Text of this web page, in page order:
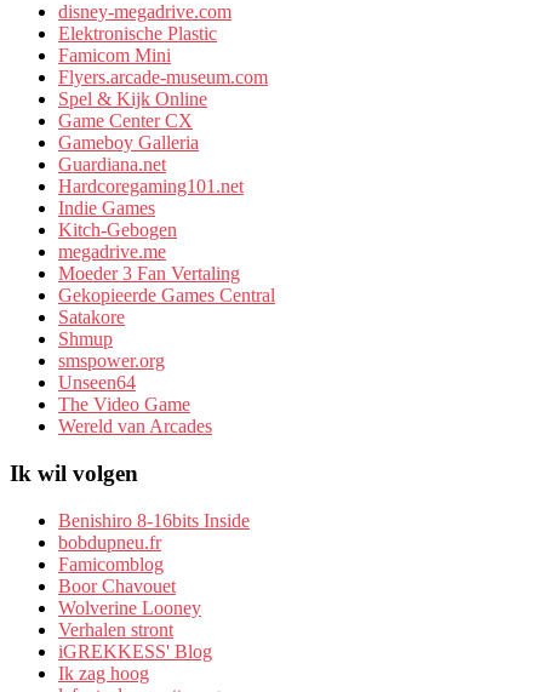
disney-megadrive.com
Elektronische Plastic
Famicom Mini
Flyers.arcade-museum.com
Spel & Kijk Online
Game Center CX
Gameboy Galleria
Guardiana.net
Hardcoregaming101.net
Indie Games
Kitch-Gebogen
megadrive.me
Moeder 3 Fan Vertaling
Gekopieerde Games Central
Satakore
Shmup
smspower.org
Unseen64
The Video Game
Wereld van Arcades
Ik wil volgen
Benishiro 8-16bits Inside
bobdupneu.fr
Famicomblog
Boor Chavouet
Wolverine Looney
Verhalen stront
iGREKKESS' Blog
Ik zag hoog